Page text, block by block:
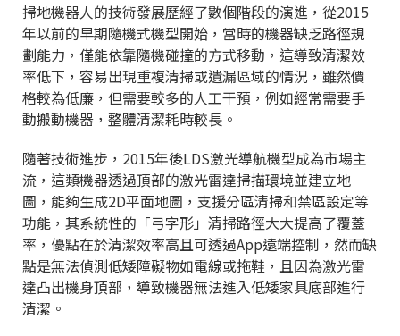
掃地機器人的技術發展歷經了數個階段的演進，從2015
年以前的早期隨機式機型開始，當時的機器缺乏路徑規
劃能力，僅能依靠隨機碰撞的方式移動，這導致清潔效
率低下，容易出現重複清掃或遺漏區域的情況，雖然價
格較為低廉，但需要較多的人工干預，例如經常需要手
動搬動機器，整體清潔耗時較長。
隨著技術進步，2015年後LDS激光導航機型成為市場主
流，這類機器透過頂部的激光雷達掃描環境並建立地
圖，能夠生成2D平面地圖，支援分區清掃和禁區設定等
功能，其系統性的「弓字形」清掃路徑大大提高了覆蓋
率，優點在於清潔效率高且可透過App遠端控制，然而缺
點是無法偵測低矮障礙物如電線或拖鞋，且因為激光雷
達凸出機身頂部，導致機器無法進入低矮家具底部進行
清潔。